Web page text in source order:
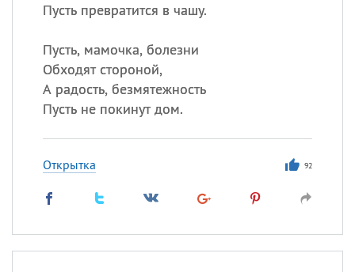
Пусть превратится в чашу.
Пусть, мамочка, болезни
Обходят стороной,
А радость, безмятежность
Пусть не покинут дом.
Открытка 92